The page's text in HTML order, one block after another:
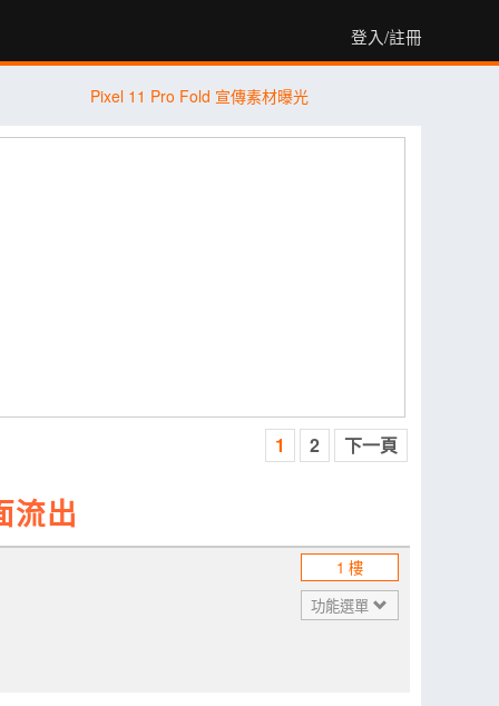
登入/註冊
Pixel 11 Pro Fold 宣傳素材曝光
1 2 下一頁
流出
1 樓
功能選單